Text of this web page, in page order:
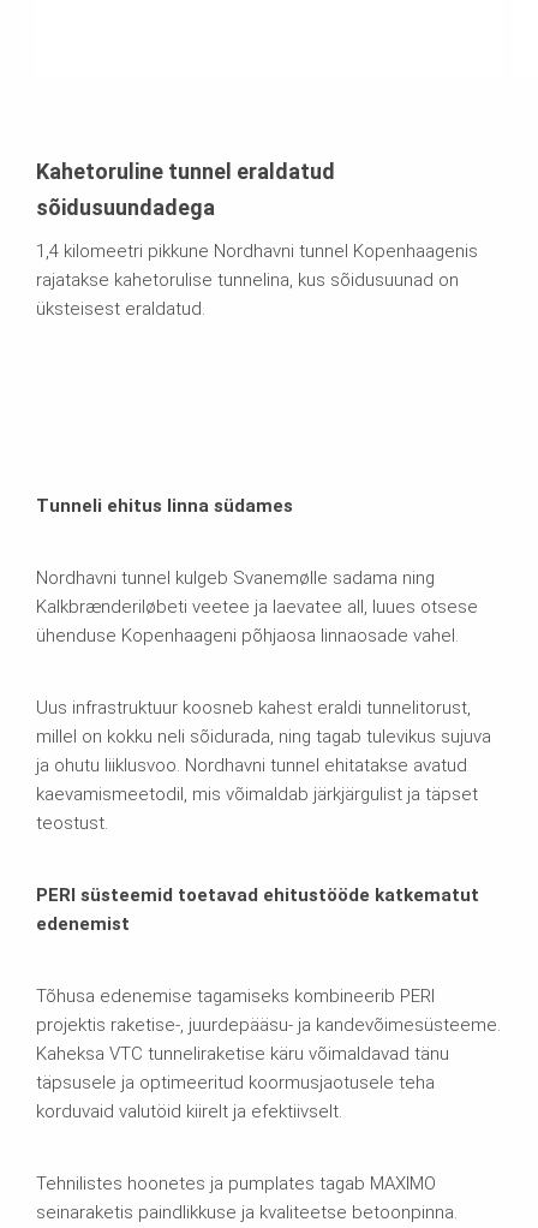
Kahetoruline tunnel eraldatud
sõidusuundadega
1,4 kilomeetri pikkune Nordhavni tunnel Kopenhaagenis
rajatakse kahetorulise tunnelina, kus sõidusuunad on
üksteisest eraldatud.
Tunneli ehitus linna südames
Nordhavni tunnel kulgeb Svanemølle sadama ning
Kalkbrænderiløbeti veetee ja laevatee all, luues otsese
ühenduse Kopenhaageni põhjaosa linnaosade vahel.
Uus infrastruktuur koosneb kahest eraldi tunnelitorust,
millel on kokku neli sõidurada, ning tagab tulevikus sujuva
ja ohutu liiklusvoo. Nordhavni tunnel ehitatakse avatud
kaevamismeetodil, mis võimaldab järkjärgulist ja täpset
teostust.
PERI süsteemid toetavad ehitustööde katkematut
edenemist
Tõhusa edenemise tagamiseks kombineerib PERI
projektis raketise-, juurdepääsu- ja kandevõimesüsteeme.
Kaheksa VTC tunneliraketise käru võimaldavad tänu
täpsusele ja optimeeritud koormusjaotusele teha
korduvaid valutöid kiirelt ja efektiivselt.
Tehnilistes hoonetes ja pumplates tagab MAXIMO
seinaraketis paindlikkuse ja kvaliteetse betoonpinna.